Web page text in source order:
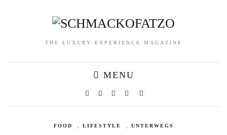
THE LUXURY EXPERIENCE MAGAZINE
MENU
FOOD LIFESTYLE UNTERWEGS